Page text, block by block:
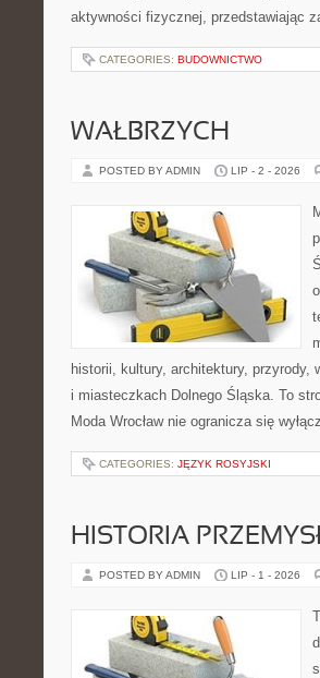
aktywności fizycznej, przedstawiając
CATEGORIES: BUDOWNICTWO
WAŁBRZYCH
POSTED BY ADMIN LIP - 2 - 2026
historii, kultury, architektury, przyrody,
i miasteczkach Dolnego Śląska. To
Moda Wrocław nie ogranicza się
CATEGORIES: JĘZYK ROSYJSKI
HISTORIA
POSTED BY ADMIN LIP - 1 - 2026